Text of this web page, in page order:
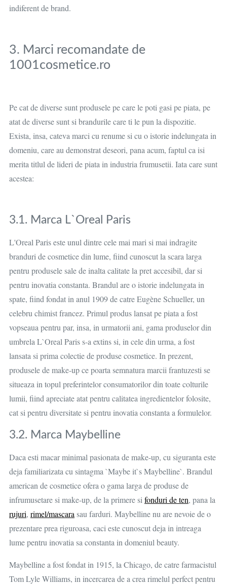
indiferent de brand.
3. Marci recomandate de
1001cosmetice.ro
Pe cat de diverse sunt produsele pe care le poti gasi pe piata, pe
atat de diverse sunt si brandurile care ti le pun la dispozitie.
Exista, insa, cateva marci cu renume si cu o istorie indelungata in
domeniu, care au demonstrat deseori, pana acum, faptul ca isi
merita titlul de lideri de piata in industria frumusetii. Iata care sunt
acestea:
3.1. Marca L`Oreal Paris
L'Oreal Paris este unul dintre cele mai mari si mai indragite
branduri de cosmetice din lume, fiind cunoscut la scara larga
pentru produsele sale de inalta calitate la pret accesibil, dar si
pentru inovatia constanta. Brandul are o istorie indelungata in
spate, fiind fondat in anul 1909 de catre Eugène Schueller, un
celebru chimist francez. Primul produs lansat pe piata a fost
vopseaua pentru par, insa, in urmatorii ani, gama produselor din
umbrela L`Oreal Paris s-a extins si, in cele din urma, a fost
lansata si prima colectie de produse cosmetice. In prezent,
produsele de make-up ce poarta semnatura marcii frantuzesti se
situeaza in topul preferintelor consumatorilor din toate colturile
lumii, fiind apreciate atat pentru calitatea ingredientelor folosite,
cat si pentru diversitate si pentru inovatia constanta a formulelor.
3.2. Marca Maybelline
Daca esti macar minimal pasionata de make-up, cu siguranta este
deja familiarizata cu sintagma `Maybe it`s Maybelline`. Brandul
american de cosmetice ofera o gama larga de produse de
infrumusetare si make-up, de la primere sifonduri de ten, pana la
rujuri, rimel/mascarasau farduri. Maybelline nu are nevoie de o
prezentare prea riguroasa, caci este cunoscut deja in intreaga
lume pentru inovatia sa constanta in domeniul beauty.
Maybelline a fost fondat in 1915, la Chicago, de catre farmacistul
Tom Lyle Williams, in incercarea de a crea rimelul perfect pentru